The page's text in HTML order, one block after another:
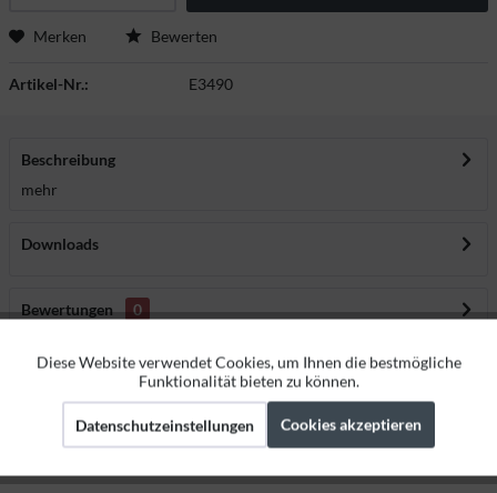
Merken Bewerten
Artikel-Nr.: E3490
Beschreibung
mehr
Downloads
Bewertungen
0
Herstellerangaben
Funktionale Aktiv
Marketing Aktiv
Diese Website verwendet Cookies, um Ihnen die bestmögliche
Funktionalität bieten zu können.
Datenschutzeinstellungen Cookies akzeptieren